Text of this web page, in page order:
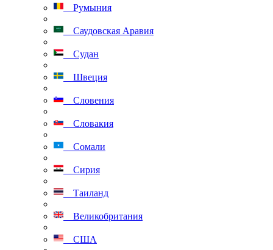
Румыния
Саудовская Аравия
Судан
Швеция
Словения
Словакия
Сомали
Сирия
Таиланд
Великобритания
США